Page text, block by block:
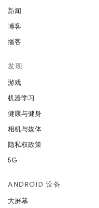
新闻
博客
播客
发现
游戏
机器学习
健康与健身
相机与媒体
隐私权政策
5G
ANDROID 设备
大屏幕